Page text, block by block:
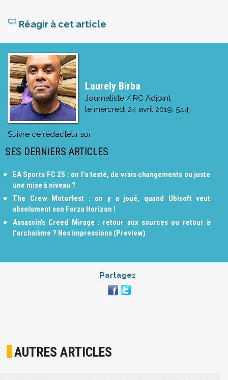
Réagir à cet article
Laurely Birba
Journaliste / RC Adjoint
le mercredi 24 avril 2019, 5:14
Suivre ce rédacteur sur
SES DERNIERS ARTICLES
EA Sports FC 25 : on l'a testé, de vrais changements ou juste
une mise à niveau ?
The Crew Motorfest : on y a joué, quand Ubisoft veut
absolument son Forza Horizon !
Assassin’s Creed Mirage : retour aux sources ou retour à
l'archaïsme ? Nos impressions (Preview)
Partagez
AUTRES ARTICLES